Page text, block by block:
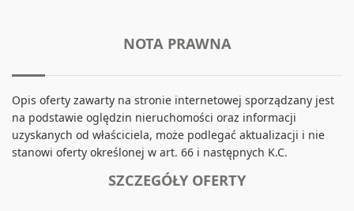
NOTA PRAWNA
Opis oferty zawarty na stronie internetowej sporządzany jest
na podstawie oględzin nieruchomości oraz informacji
uzyskanych od właściciela, może podlegać aktualizacji i nie
stanowi oferty określonej w art. 66 i następnych K.C.
SZCZEGÓŁY OFERTY